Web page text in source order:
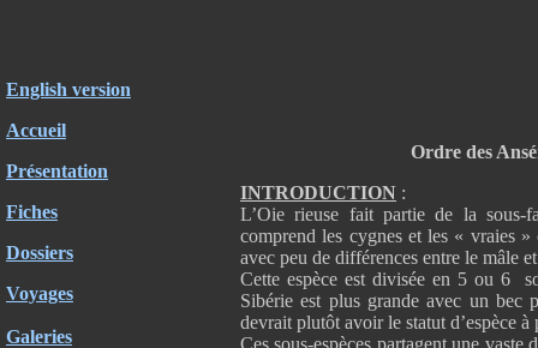
English version
Accueil
Présentation
Fiches
Dossiers
Voyages
Galeries
Ordre des
INTRODUCTION :
L’Oie rieuse fait partie de la
comprend les cygnes et les « vraies
avec peu de différences entre le mâle
Cette espèce est divisée en 5 ou 6
Sibérie est plus grande avec un bec
devrait plutôt avoir le statut d’espèce à
Ces sous-espèces partagent une